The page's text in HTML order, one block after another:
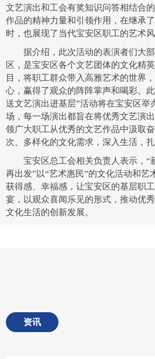
文艺演出和工会有奖知识问答相结合
作品的精神力量和引领作用，在继承
时，也展现了当代宝安区职工的艺术风
据介绍，此次活动的表演者们大
区，是宝安区各个文艺团体的文化精
目，将职工群众带入高雅艺术的世界
心，赢得了观众的阵阵掌声和喝彩。
送文艺演出进基层”活动将在宝安区举
场，每一场演出都旨在将优秀文艺演
领广大职工从优秀的文艺作品中汲取
次、多样化的文化需求，深入生活，扎
宝安区总工会相关负责人表示，“
再出发”以“艺术惠民”的文化活动和艺
获得感、幸福感，让宝安区的基层职
宴，以观众喜闻乐见的形式，推动优
文化生活的创新发展。
资讯